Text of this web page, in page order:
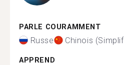
PARLE COURAMMENT
Russe Chinois
APPREND